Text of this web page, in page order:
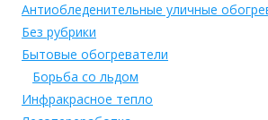
Антиобледенительные уличные
Без рубрики
Бытовые обогреватели
Борьба со льдом
Инфракрасное тепло